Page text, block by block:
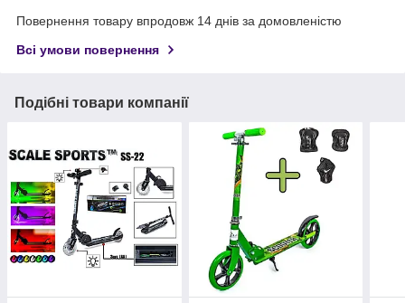
Повернення товару впродовж 14 днів за домовленістю
Всі умови повернення
Подібні товари компанії